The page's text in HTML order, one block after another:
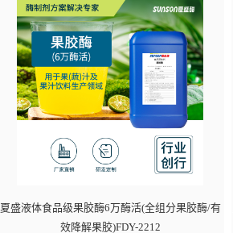
夏盛液体食品级果胶酶6万酶活(全组分果胶酶/有
效降解果胶)FDY-2212